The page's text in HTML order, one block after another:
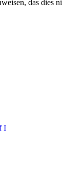
das dies
I